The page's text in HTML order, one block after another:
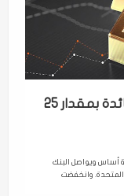
قام بنكإنجلترا برفع أسعار الفائدة بمقدار 25
برفع أسعار الفائدة بمقدار 25 نقطة أساس ويواصل البنك
وانخفضت